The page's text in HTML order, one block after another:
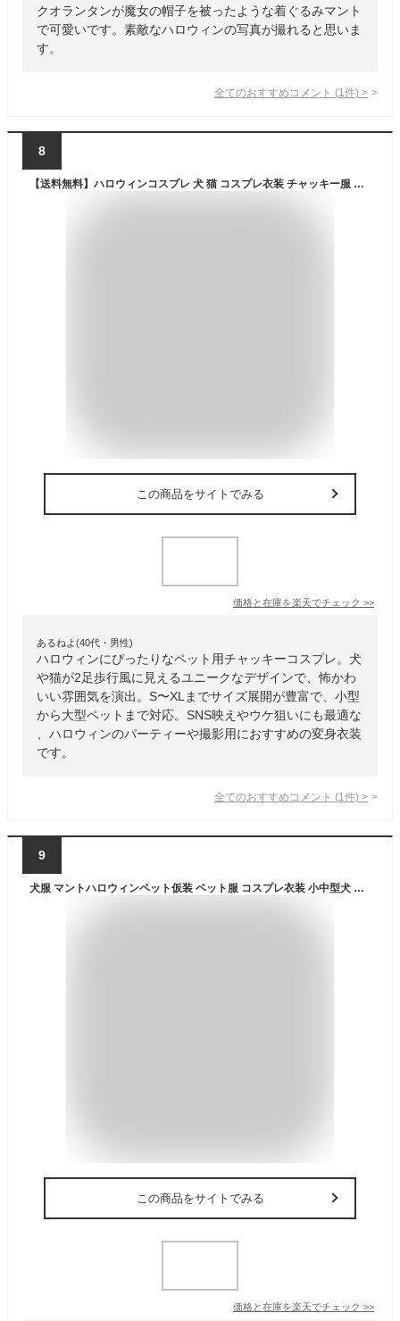
クオランタンが魔女の帽子を被ったような着ぐるみマント
で可愛いです。素敵なハロウィンの写真が撮れると思いま
す。
全てのおすすめコメント (1 件) >
8
【送料無料】ハロウィンコスプレ 犬 猫 コスプレ衣装 チャッキー服 チャッキーの変装 ウケ狙い ペット 服 ペットウェ ハロウィン 2足歩行 変身 ホラー 怖い ハロウィン バラエティー グッズ 衣装 仮装 キラー人形 犬服 なりきり S M L XLサイズ
この商品をサイトでみる
価格と在庫を楽天でチェック >>
あるねよ(40代・男性)
ハロウィンにぴったりなペット用チャッキーコスプレ。犬
や猫が2足歩行風に見えるユニークなデザインで、怖かわ
いい雰囲気を演出。S〜XLまでサイズ展開が豊富で、小型
から大型ペットまで対応。SNS映えやウケ狙いにも最適な
、ハロウィンのパーティーや撮影用におすすめの変身衣装
です。
全てのおすすめコメント (1 件) >
9
犬服 マントハロウィンペット仮装 ペット服 コスプレ衣装 小中型犬 コスチューム 可愛い 変装 猫犬 ペットの仮装服 魔法使い パーティー 女の子 男の子 プレゼント 写真 撮影道具 簡単装着
この商品をサイトでみる
価格と在庫を楽天でチェック >>